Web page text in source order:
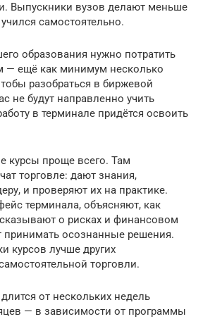
Выпускники вузов делают меньше
самостоятельно.
образования нужно потратить
— ещё как минимум несколько
разобраться в биржевой
не будут направленно учить
в терминале придётся освоить
курсы проще всего. Там
торговле: дают знания,
и проверяют их на практике.
терминала, объясняют, как
о рисках и финансовом
принимать осознанные решения.
курсов лучше других
торговли.
от нескольких недель
— в зависимости от программы